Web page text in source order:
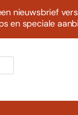
nieuwsbrief
en speciale